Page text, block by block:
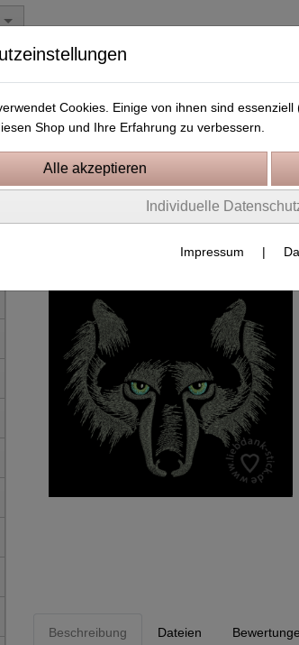
Instagram Kostenlose Stickdateien
Beschreibung Dateien
Cookies. Einige von ihnen sind
Shop und Ihre Erfahrung zu verbessern.
Individuelle
Impressum |